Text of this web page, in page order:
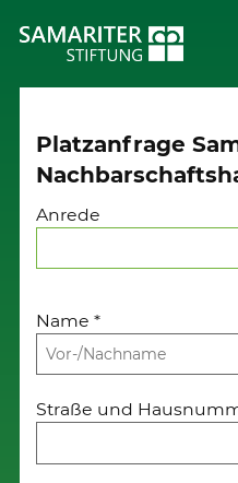
Platzanfrage
Anrede
Name*
Straße und